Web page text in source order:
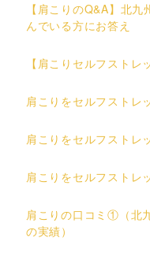
【肩こりのQ&A】北
んでいる方にお答え
【肩こりセルフストレ
肩こりをセルフストレ
肩こりをセルフストレ
肩こりをセルフストレ
肩こりの口コミ①（北
の実績）